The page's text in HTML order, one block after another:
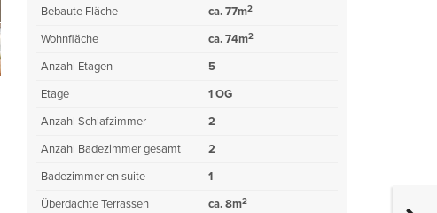
Bebaute Fläche ca. 77m2
Wohnfläche ca. 74m2
Anzahl Etagen
5
Etage
1 OG
Anzahl Schlafzimmer
2
Anzahl Badezimmer gesamt
2
Badezimmer en suite
1
Überdachte Terrassen
ca. 8m2